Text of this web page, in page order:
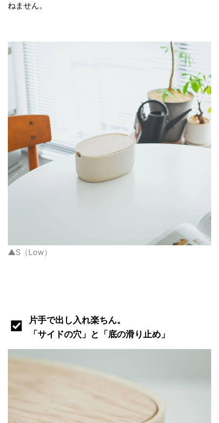
ねません。
▲S（Low）
片手で出し入れ楽ちん。
「サイドの穴」と「底の滑り止め」